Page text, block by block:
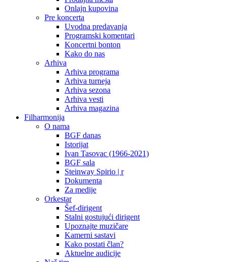
Onlajn kupovina
Pre koncerta
Uvodna predavanja
Programski komentari
Koncertni bonton
Kako do nas
Arhiva
Arhiva programa
Arhiva turneja
Arhiva sezona
Arhiva vesti
Arhiva magazina
Filharmonija
O nama
BGF danas
Istorijat
Ivan Tasovac (1966-2021)
BGF sala
Steinway Spirio | r
Dokumenta
Za medije
Orkestar
Šef-dirigent
Stalni gostujući dirigent
Upoznajte muzičare
Kamerni sastavi
Kako postati član?
Aktuelne audicije